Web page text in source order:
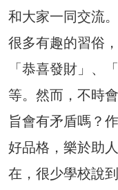
和大家一同交流
很多有趣的習俗
「恭喜發財」、
等。然而，不時
旨會有矛盾嗎？
好品格，樂於助
在，很少學校說